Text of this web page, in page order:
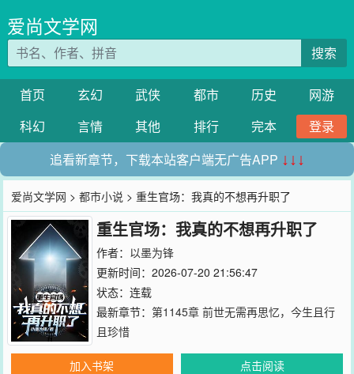
爱尚文学网
搜索
首页 玄幻 武侠 都市 历史
网游
科幻
言情 其他 排行 完本
登录
追看新章节，下载本站客户端无广告APP ↓↓↓
爱尚文学网 >都市小说 > 重生官场：我真的不想再升职了
重生官场：我真的不想再升职了
作者： 以墨为锋
更新时间：2026-07-20 21:56:47
状态：连载
最新章节： 第1145章 前世无需再思忆，今生且行
且珍惜
加入书架
点击阅读